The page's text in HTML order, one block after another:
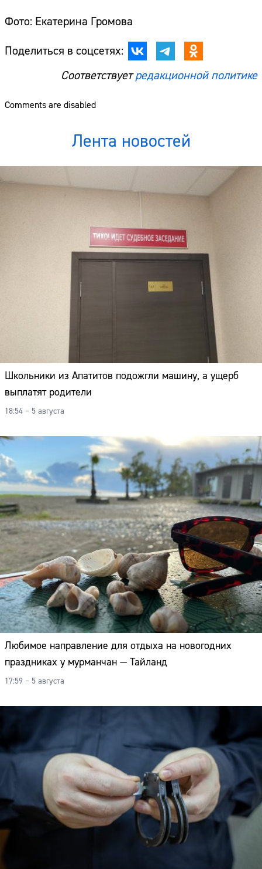
Фото: Екатерина Громова
Поделиться в соцсетях:
Соответствуетредакционной политике
Comments are disabled
Лента новостей
Школьники из Апатитов подожгли машину, а ущерб
выплатят родители
18:54 – 5 августа
Любимое направление для отдыха на новогодних
праздниках у мурманчан — Тайланд
17:59 – 5 августа